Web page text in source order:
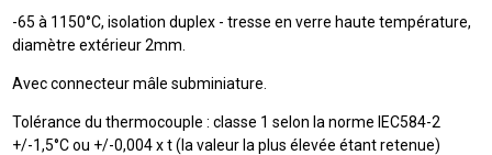
-65 à 1150°C, isolation duplex - tresse en verre haute température,
diamètre extérieur 2mm.
Avec connecteur mâle subminiature.
Tolérance du thermocouple : classe 1 selon la norme IEC584-2
+/-1,5°C ou +/-0,004 x t (la valeur la plus élevée étant retenue)